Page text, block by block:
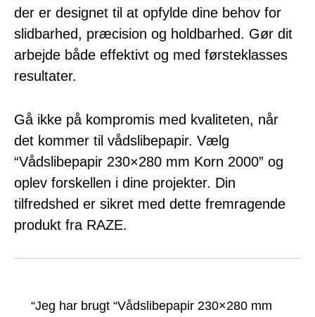
der er designet til at opfylde dine behov for
slidbarhed, præcision og holdbarhed. Gør dit
arbejde både effektivt og med førsteklasses
resultater.
Gå ikke på kompromis med kvaliteten, når
det kommer til vådslibepapir. Vælg
“Vådslibepapir 230×280 mm Korn 2000” og
oplev forskellen i dine projekter. Din
tilfredshed er sikret med dette fremragende
produkt fra RAZE.
“Jeg har brugt “Vådslibepapir 230×280 mm